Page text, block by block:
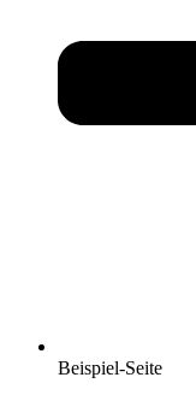
Beispiel-Seite